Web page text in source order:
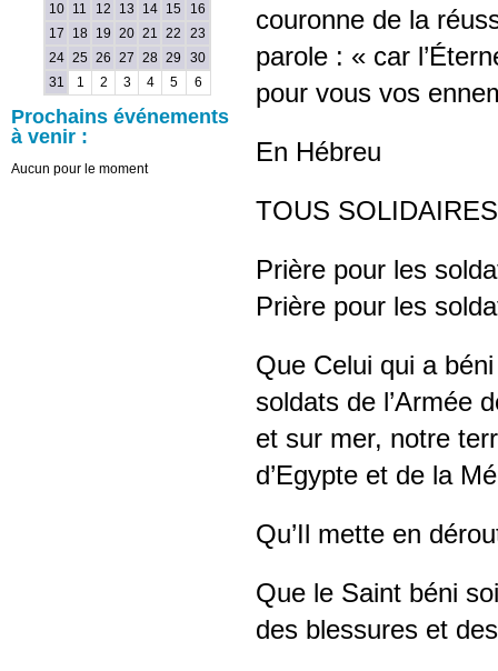
10
11 12 13 14 15
16
17
18 19 20 21 22
23
24 25 26 27 28 29
30
31
1 2 3 4 5 6
Prochains événements
à venir :
Aucun pour le moment
couronne de la
parole : « car
pour vous vos
En Hébreu
TOUS
Prière pour les
Prière pour les
Que Celui qui a
soldats de l’Armée
et sur mer, notre
d’Egypte et de la
Qu’Il mette en
Que le Saint béni
des blessures et